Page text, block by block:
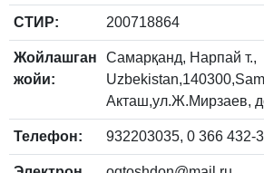
СТИР: 200718864
Жойлашган
жойи:
Самарқанд, Нарпай т.,
Акташ,ул.Ж.Мирзаев,
Телефон: 932203035, 0 366 432-